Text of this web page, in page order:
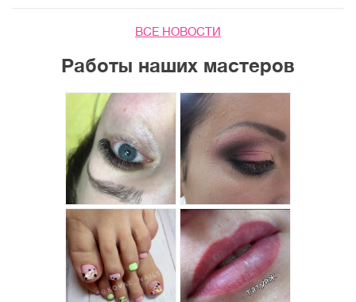
ВСЕ НОВОСТИ
Работы наших мастеров